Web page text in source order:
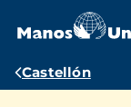
contenido
Ruta
Castellón